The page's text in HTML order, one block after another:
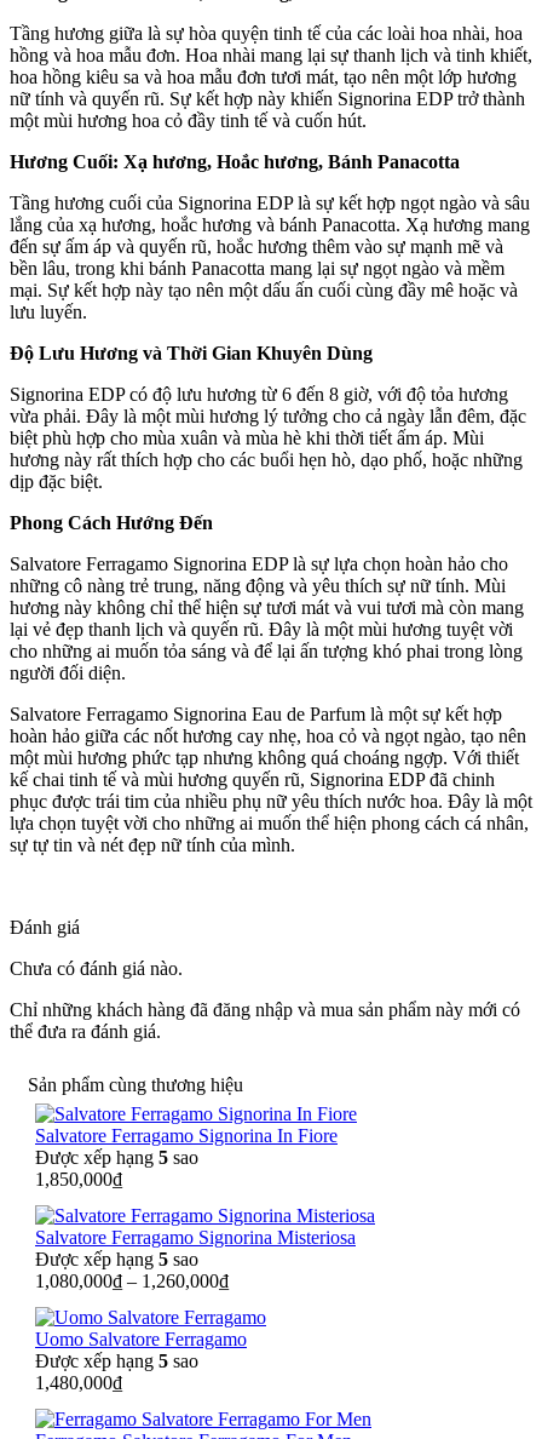
Tầng hương giữa là sự hòa quyện tinh tế của các loài hoa nhài, hoa
hồng và hoa mẫu đơn. Hoa nhài mang lại sự thanh lịch và tinh khiết,
hoa hồng kiêu sa và hoa mẫu đơn tươi mát, tạo nên một lớp hương
nữ tính và quyến rũ. Sự kết hợp này khiến Signorina EDP trở thành
một mùi hương hoa cỏ đầy tinh tế và cuốn hút.
Hương Cuối: Xạ hương, Hoắc hương, Bánh Panacotta
Tầng hương cuối của Signorina EDP là sự kết hợp ngọt ngào và sâu
lắng của xạ hương, hoắc hương và bánh Panacotta. Xạ hương mang
đến sự ấm áp và quyến rũ, hoắc hương thêm vào sự mạnh mẽ và
bền lâu, trong khi bánh Panacotta mang lại sự ngọt ngào và mềm
mại. Sự kết hợp này tạo nên một dấu ấn cuối cùng đầy mê hoặc và
lưu luyến.
Độ Lưu Hương và Thời Gian Khuyên Dùng
Signorina EDP có độ lưu hương từ 6 đến 8 giờ, với độ tỏa hương
vừa phải. Đây là một mùi hương lý tưởng cho cả ngày lẫn đêm, đặc
biệt phù hợp cho mùa xuân và mùa hè khi thời tiết ấm áp. Mùi
hương này rất thích hợp cho các buổi hẹn hò, dạo phố, hoặc những
dịp đặc biệt.
Phong Cách Hướng Đến
Salvatore Ferragamo Signorina EDP là sự lựa chọn hoàn hảo cho
những cô nàng trẻ trung, năng động và yêu thích sự nữ tính. Mùi
hương này không chỉ thể hiện sự tươi mát và vui tươi mà còn mang
lại vẻ đẹp thanh lịch và quyến rũ. Đây là một mùi hương tuyệt vời
cho những ai muốn tỏa sáng và để lại ấn tượng khó phai trong lòng
người đối diện.
Salvatore Ferragamo Signorina Eau de Parfum là một sự kết hợp
hoàn hảo giữa các nốt hương cay nhẹ, hoa cỏ và ngọt ngào, tạo nên
một mùi hương phức tạp nhưng không quá choáng ngợp. Với thiết
kế chai tinh tế và mùi hương quyến rũ, Signorina EDP đã chinh
phục được trái tim của nhiều phụ nữ yêu thích nước hoa. Đây là một
lựa chọn tuyệt vời cho những ai muốn thể hiện phong cách cá nhân,
sự tự tin và nét đẹp nữ tính của mình.
Đánh giá
Chưa có đánh giá nào.
Chỉ những khách hàng đã đăng nhập và mua sản phẩm này mới có
thể đưa ra đánh giá.
Sản phẩm cùng thương hiệu
Salvatore Ferragamo Signorina In Fiore
Được xếp hạng 5 sao
1,850,000₫
Salvatore Ferragamo Signorina Misteriosa
Được xếp hạng 5 sao
1,080,000₫ – 1,260,000₫
Uomo Salvatore Ferragamo
Được xếp hạng 5 sao
1,480,000₫